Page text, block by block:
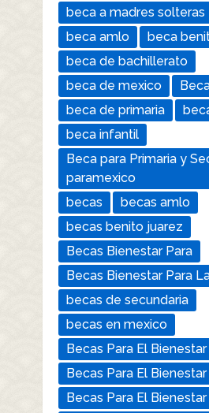
beca a madres solteras
beca amlo
beca
beca de bachillerato
beca de mexico
beca de primaria
beca infantil
Beca para Primaria y
paramexico
becas
becas amlo
becas benito juarez
Becas Bienestar Para
Becas Bienestar Para
becas de secundaria
becas en mexico
Becas Para El Bienestar
Becas Para El
Becas Para El